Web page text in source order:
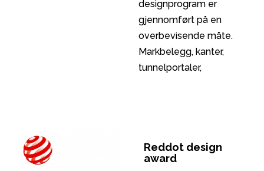
designprogram er
gjennomført på en
overbevisende måte.
Markbelegg, kanter,
tunnelportaler,
og utgjør til sammen
en helhetlig design
Reddot design
award